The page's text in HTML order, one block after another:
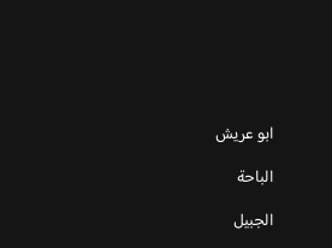
ابو عريش
الباحة
الجبيل